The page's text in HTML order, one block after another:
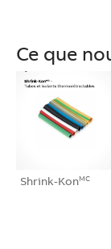
Ce que
Shrink-KonMC